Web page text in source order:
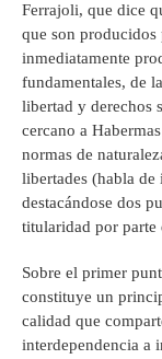
Ferrajoli, que dice
que son producidos
inmediatamente
fundamentales, de
libertad y derechos
cercano a
normas de
libertades (habla de
destacándose dos
titularidad por parte
Sobre el primer
constituye un
calidad que
interdependencia a